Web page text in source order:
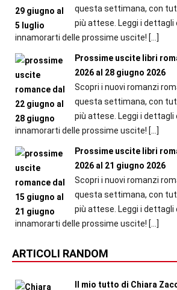
questa settimana, con
più attese. Leggi i dettagli
innamorarti delle prossime uscite! […]
Prossime uscite libri
2026 al 28 giugno 2026
Scopri i nuovi romanzi
questa settimana, con
più attese. Leggi i dettagli
innamorarti delle prossime uscite! […]
Prossime uscite libri
2026 al 21 giugno 2026
Scopri i nuovi romanzi
questa settimana, con
più attese. Leggi i dettagli
innamorarti delle prossime uscite! […]
ARTICOLI RANDOM
Il mio tutto di Chiara